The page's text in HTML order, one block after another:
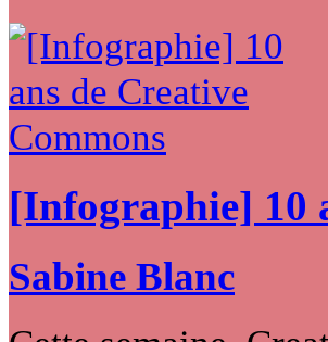
[Infographie] 10
Sabine Blanc